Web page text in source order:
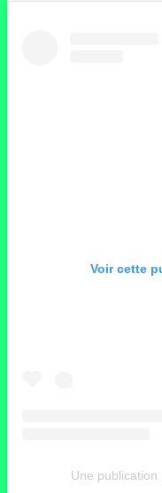
Voir cette
Une